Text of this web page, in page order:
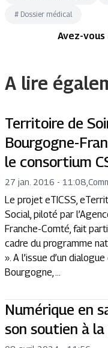
# Dossier médical
Avez-
A lire
Territoire de
Bourgogne-
le consortium
27 jan. 2016 - 11:08
Le projet eTICSS,
Social, piloté par
Franche-Comté, fait
cadre du programme
». A l’issue d’un
Bourgogne, ...
Numérique en
son soutien à